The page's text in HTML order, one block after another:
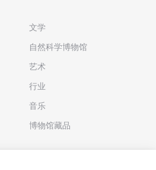
文学
自然科学博物馆
艺术
行业
音乐
博物馆藏品